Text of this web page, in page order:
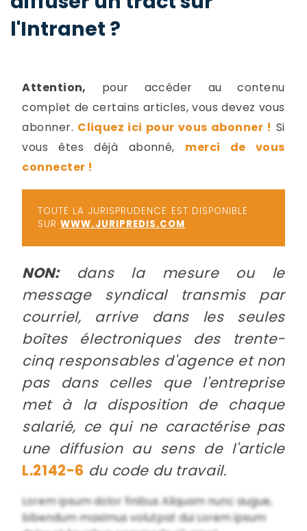
l'Intranet ?
Attention, pour accéder au contenu
complet de certains articles, vous devez vous
abonner. Cliquez ici pour vous abonner ! Si
vous êtes déjà abonné, merci de vous
connecter !
TOUTE LA JURISPRUDENCE EST DISPONIBLE
SURWWW.JURIPREDIS.COM
NON:dans la mesure ou le
message syndical transmis par
courriel, arrive dans les seules
boîtes électroniques des trente-
cinq responsables d'agence et non
pas dans celles que l'entreprise
met à la disposition de chaque
salarié, ce qui ne caractérise pas
une diffusion au sens de l'article
L.2142-6 du code du travail.
Lorem ipsum dolor finibus Aliquam nunc augue,
bibendum maximus volutpat dui Lorem ipsum